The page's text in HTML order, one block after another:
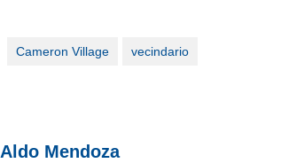
Cameron Village vecindario
Aldo Mendoza